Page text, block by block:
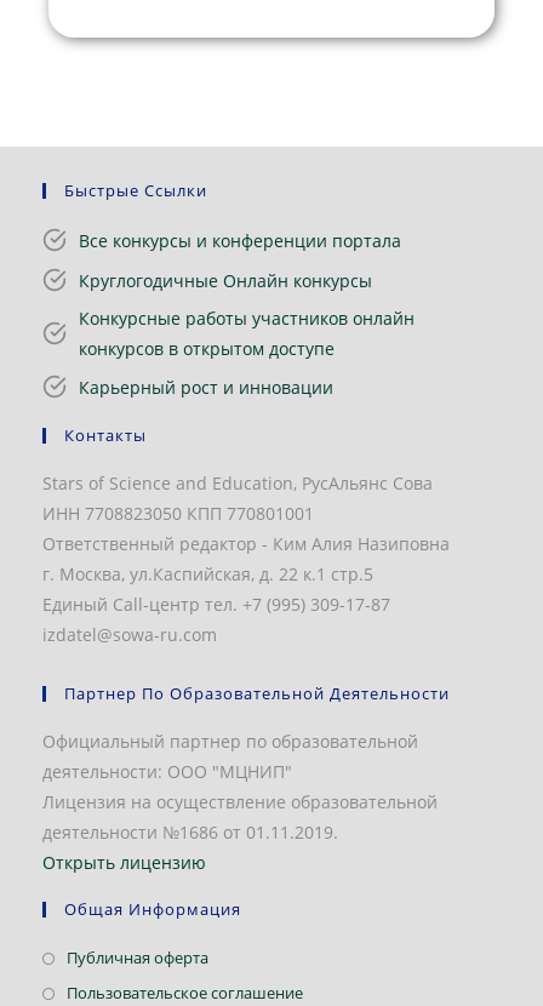
Быстрые Ссылки
Все конкурсы и конференции портала
Круглогодичные Онлайн конкурсы
Конкурсные работы участников онлайн
конкурсов в открытом доступе
Карьерный рост и инновации
Контакты
Stars of Science and Education, РусАльянс Сова
ИНН 7708823050 КПП 770801001
Ответственный редактор - Ким Алия Назиповна
г. Москва, ул.Каспийская, д. 22 к.1 стр.5
Единый Call-центр тел. +7 (995) 309-17-87
izdatel@sowa-ru.com
Партнер По Образовательной Деятельности
Официальный партнер по образовательной
деятельности: ООО "МЦНИП"
Лицензия на осуществление образовательной
деятельности №1686 от 01.11.2019.
Открыть лицензию
Общая Информация
Публичная офертаОткроется
в
Пользовательское соглашениеОткроется